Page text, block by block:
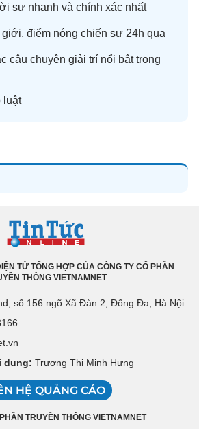
sự nhanh và chính xác nhất
giới, điểm nóng chiến sự 24h qua
câu chuyện giải trí nổi bật trong
luật
TỬ TỔNG HỢP CỦA CÔNG TY CỔ PHẦN
THÔNG VIETNAMNET
số 156 ngõ Xã Đàn 2, Đống Đa, Hà Nội
dung: Trương Thị Minh Hưng
HỆ QUẢNG CÁO
TRUYỀN THÔNG VIETNAMNET